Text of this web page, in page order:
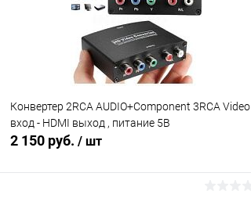
Конвертер 2RCA AUDIO+Component 3RCA Video
вход - HDMI выход , питание 5В
2 150 руб. / шт